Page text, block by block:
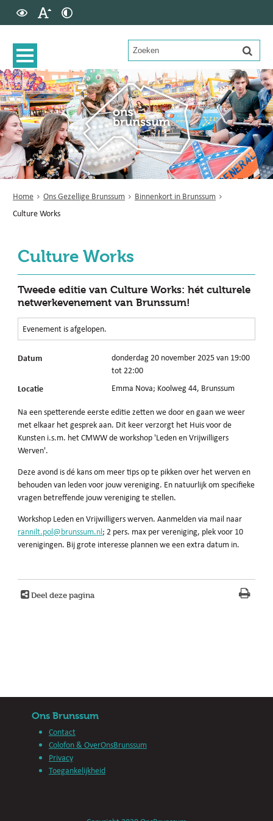
Home Ons Gezellige Brunssum
Binnenkort in Brunssum
Culture Works
Culture Works
Tweede editie van Culture Works: hét culturele
netwerkevenement van Brunssum!
Evenement is afgelopen.
Datum
donderdag 20 november 2025 van 19:00
tot 22:00
Locatie Emma Nova; Koolweg 44, Brunssum
Na een spetterende eerste editie zetten we door en gaan we weer
met elkaar het gesprek aan. Dit keer verzorgt het Huis voor de
Kunsten i.s.m. het CMWW de workshop 'Leden en Vrijwilligers
Werven'.
Deze avond is dé kans om meer tips op te pikken over het werven en
behouden van leden voor jouw vereniging. En natuurlijk om specifieke
vragen betreffende jouw vereniging te stellen.
Workshop Leden en Vrijwilligers werven. Aanmelden via mail naar
rannilt.pol@brunssum.nl; 2 pers. max per vereniging, plek voor 10
verenigingen. Bij grote interesse plannen we een extra datum in.
Deel deze pagina
Ons Brunssum
Contact
Colofon & OverOnsBrunssum
Privacy
Toegankelijkheid